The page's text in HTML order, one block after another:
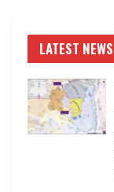
LATEST NEWS